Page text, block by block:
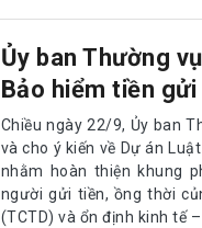
Ủy ban Thường
Bảo hiểm tiền
Chiều ngày 22/9, Ủy ban
và cho ý kiến về Dự án
nhằm hoàn thiện khung
người gửi tiền, ồng thời
(TCTD) và ổn định kinh tế –